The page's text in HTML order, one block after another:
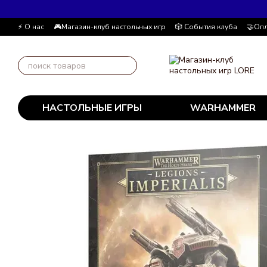
⚡ О нас 🎮Магазин-клуб настольных игр 🎲 События клуба
Автор блога
📰 Пользовательское соглашение 💸
НАСТОЛЬНЫЕ ИГРЫ WARHAMMER